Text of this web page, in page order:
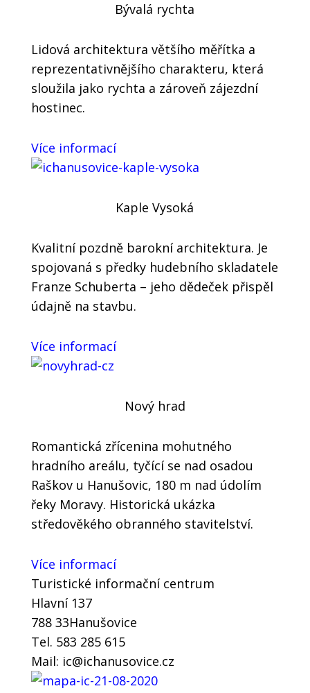
Bývalá rychta
Lidová architektura většího měřítka a
reprezentativnějšího charakteru, která
sloužila jako rychta a zároveň zájezdní
hostinec.
Více informací
Kaple Vysoká
Kvalitní pozdně barokní architektura. Je
spojovaná s předky hudebního skladatele
Franze Schuberta – jeho dědeček přispěl
údajně na stavbu.
Více informací
Nový hrad
Romantická zřícenina mohutného
hradního areálu, tyčící se nad osadou
Raškov u Hanušovic, 180 m nad údolím
řeky Moravy. Historická ukázka
středověkého obranného stavitelství.
Více informací
Turistické informační centrum
Hlavní 137
788 33Hanušovice
Tel. 583 285 615
Mail: ic@ichanusovice.cz